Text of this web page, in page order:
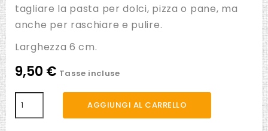
tagliare la pasta per dolci, pizza o pane, ma
anche per raschiare e pulire.
Larghezza 6 cm.
9,50 € Tasse incluse
AGGIUNGI AL CARRELLO